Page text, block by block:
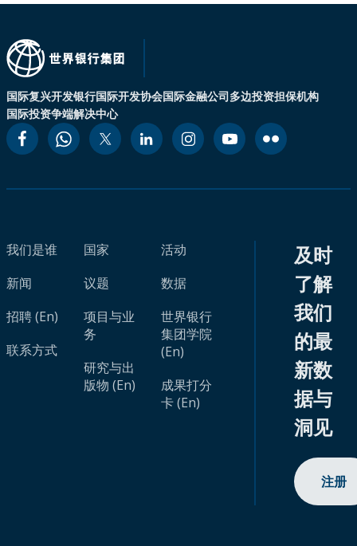
国际复兴开发银行国际开发协会国际金融公司多边投资担保机构
国际投资争端解决中心
我们是谁
新闻
招聘 (En)
联系方式
国家
议题
项目与业
务
研究与出
版物 (En)
活动
数据
世界银行
集团学院
(En)
成果打分
卡 (En)
及时
了解
我们
的最
新数
据与
洞见
注册